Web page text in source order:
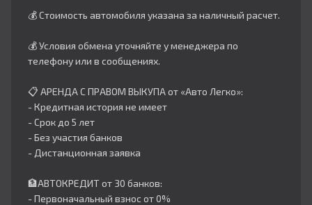
💰 Стоимость автомобиля указана за наличный расчет.
💰 Условия обмена уточняйте у менеджера по
телефону или в сообщениях.
📋 АРЕНДА С ПРАВОМ ВЫКУПА от «Авто Легко»:
- Кредитная история не имеет
- Срок до 5 лет
- Без участия банков
- Дистанционная заявка
🏦АВТОКРЕДИТ от 30 банков:
- Первоначальный взнос от 0%